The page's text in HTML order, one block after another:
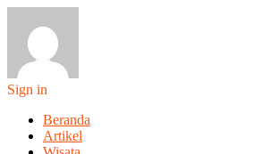
Sign in
Beranda
Artikel